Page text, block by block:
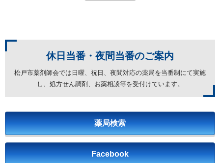
休日当番・夜間当番のご案内
松戸市薬剤師会では日曜、祝日、夜間対応の薬局を当番制にて実施
し、処方せん調剤、お薬相談等を受付けています。
薬局検索
Facebook